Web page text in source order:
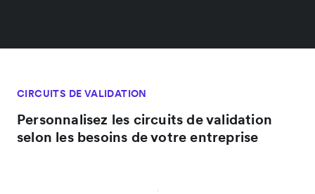
CIRCUITS DE VALIDATION
Personnalisez les circuits de validation
selon les besoins de votre entreprise